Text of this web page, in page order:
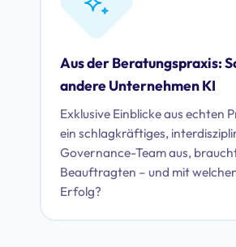
Aus der Beratungspraxis:
andere Unternehmen KI
Exklusive Einblicke aus echten
ein schlagkräftiges,
Governance-Team aus,
Beauftragten – und mit
Erfolg?